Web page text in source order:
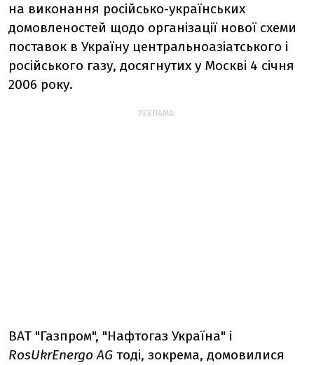
на виконання російсько-українських
домовленостей щодо організації нової схеми
поставок в Україну центральноазіатського і
російського газу, досягнутих у Москві 4 січня
2006 року.
РЕКЛАМА:
ВАТ "Газпром", "Нафтогаз Україна" і
RosUkrEnergo AG тоді, зокрема, домовилися